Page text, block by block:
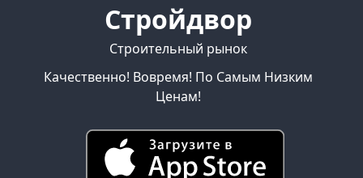
Стройдвор
Строительный рынок
Качественно! Вовремя! По Самым Низким
Ценам!